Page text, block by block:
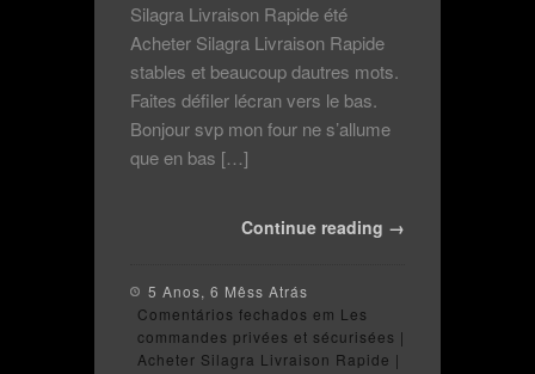
Silagra Livraison Rapide été
Acheter Silagra Livraison Rapide
stables et beaucoup dautres mots.
Faites défiler lécran vers le bas.
Bonjour svp mon four ne s’allume
que en bas […]
Continue reading →
5 Anos, 6 Mêss Atrás
Comentários fechados em Les
commandes privées et sécurisées |
Acheter Silagra Livraison Rapide |